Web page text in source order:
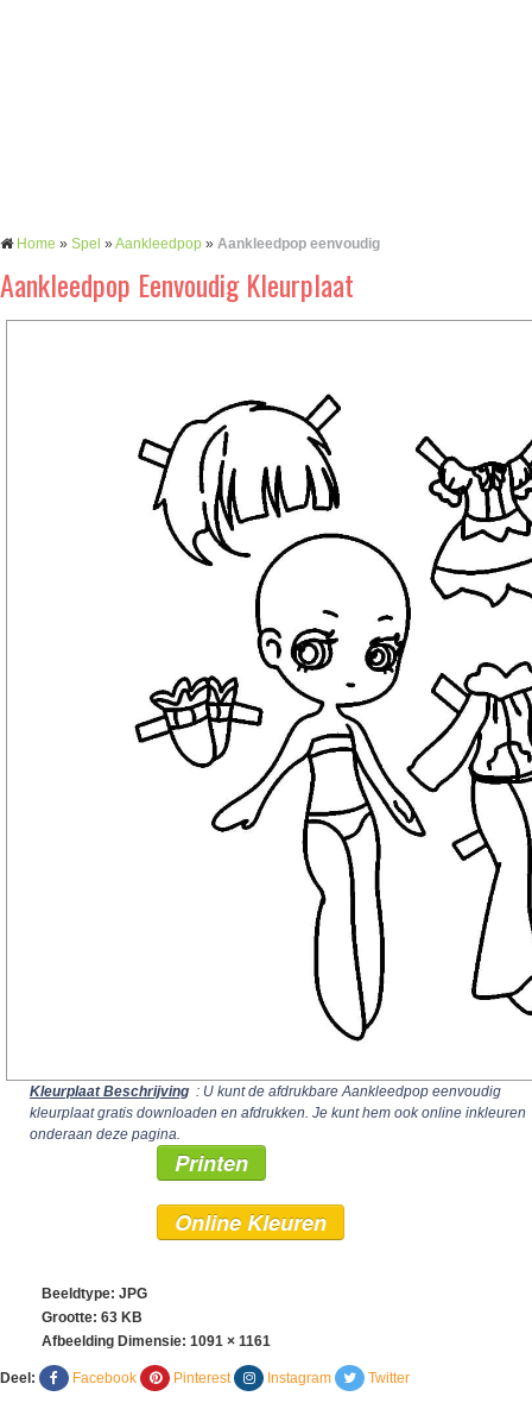
Home » Spel »Aankleedpop » Aankleedpop eenvoudig
Aankleedpop Eenvoudig Kleurplaat
Kleurplaat Beschrijving : U kunt de afdrukbare Aankleedpop eenvoudig
kleurplaat gratis downloaden en afdrukken. Je kunt hem ook online inkleuren
onderaan deze pagina.
Printen
Online Kleuren
Beeldtype: JPG
Grootte: 63 KB
Afbeelding Dimensie: 1091 × 1161
Deel: Facebook Pinterest Instagram Twitter